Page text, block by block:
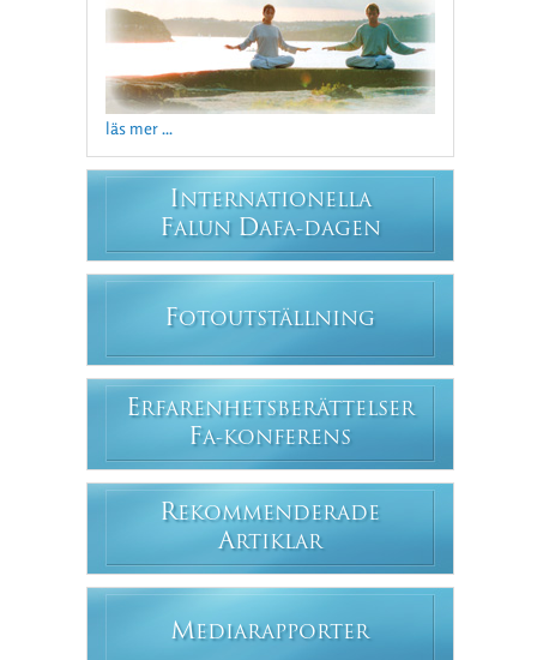
läs mer ...
INTERNATIONELLA
FALUN DAFA-DAGEN
FOTOUTSTÄLLNING
ERFARENHETSBERÄTTELSER
FA-KONFERENS
REKOMMENDERADE
ARTIKLAR
MEDIARAPPORTER